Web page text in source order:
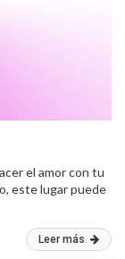
el amor con tu
este lugar puede
Leer más